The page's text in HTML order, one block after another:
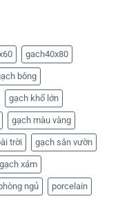
gach40x80
bông
gạch khổ lớn
gạch màu vàng
trời gạch sân vườn
gạch xám
ngủ porcelain